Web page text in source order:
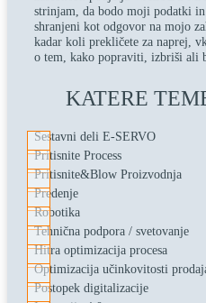
strinjam, da bodo moji podatki
shranjeni kot odgovor na mojo
kadar koli prekličete za naprej,
o tem, kako popraviti, izbriši ali
KATERE
Sestavni deli E-SERVO
Pritisnite Process
Pritisnite&Blow Proizvodnja
Predenje
Robotika
Tehnična podpora / svetovanje
Hitra optimizacija procesa
Optimizacija učinkovitosti
Postopek digitalizacije